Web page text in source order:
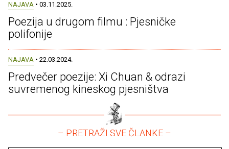
NAJAVA • 03.11.2025.
Poezija u drugom filmu : Pjesničke
polifonije
NAJAVA • 22.03.2024.
Predvečer poezije: Xi Chuan & odrazi
suvremenog kineskog pjesništva
– PRETRAŽI SVE ČLANKE –